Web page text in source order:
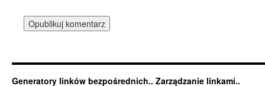
Generatory linków bezpośrednich.. Zarządzanie linkami..